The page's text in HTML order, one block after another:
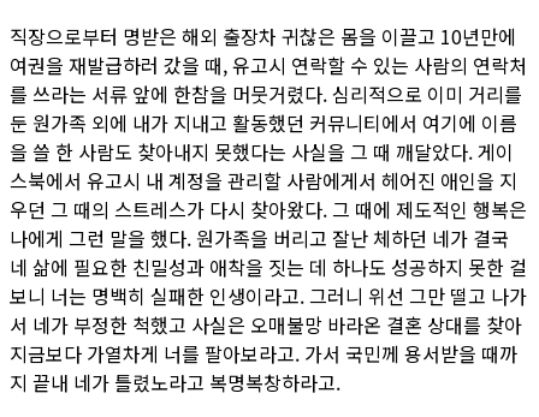
직장으로부터 명받은 해외 출장차 귀찮은 몸을 이끌고 10년만에
여권을 재발급하러 갔을 때, 유고시 연락할 수 있는 사람의 연락처
를 쓰라는 서류 앞에 한참을 머뭇거렸다. 심리적으로 이미 거리를
둔 원가족 외에 내가 지내고 활동했던 커뮤니티에서 여기에 이름
을 쓸 한 사람도 찾아내지 못했다는 사실을 그 때 깨달았다. 게이
스북에서 유고시 내 계정을 관리할 사람에게서 헤어진 애인을 지
우던 그 때의 스트레스가 다시 찾아왔다. 그 때에 제도적인 행복은
나에게 그런 말을 했다. 원가족을 버리고 잘난 체하던 네가 결국
네 삶에 필요한 친밀성과 애착을 짓는 데 하나도 성공하지 못한 걸
보니 너는 명백히 실패한 인생이라고. 그러니 위선 그만 떨고 나가
서 네가 부정한 척했고 사실은 오매불망 바라온 결혼 상대를 찾아
지금보다 가열차게 너를 팔아보라고. 가서 국민께 용서받을 때까
지 끝내 네가 틀렸노라고 복명복창하라고.